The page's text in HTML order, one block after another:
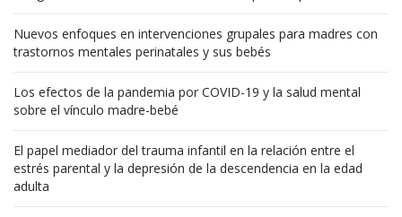
Nuevos enfoques en intervenciones grupales para madres con
trastornos mentales perinatales y sus bebés
Los efectos de la pandemia por COVID-19 y la salud mental
sobre el vínculo madre-bebé
El papel mediador del trauma infantil en la relación entre el
estrés parental y la depresión de la descendencia en la edad
adulta